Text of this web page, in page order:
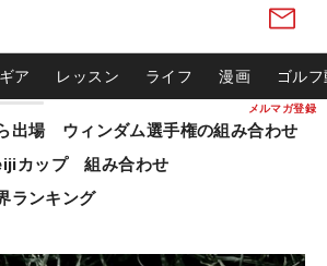
メルマガ登録
ギア レッスン ライフ 漫画 ゴル
出場 ウィンダム選手権の組み合わせ
カップ 組み合わせ
ランキング